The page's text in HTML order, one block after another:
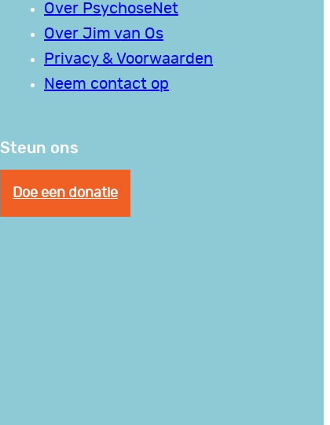
Over PsychoseNet
Over Jim van Os
Privacy & Voorwaarden
Neem contact op
Steun ons
Doe een donatie